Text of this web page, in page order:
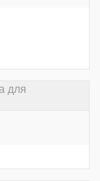
для